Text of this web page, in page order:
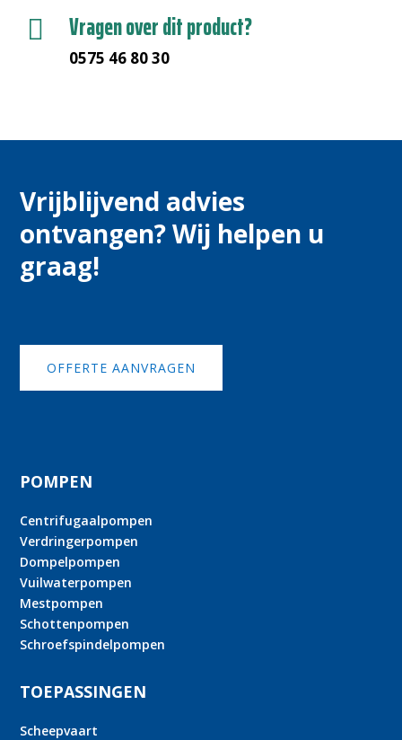
 Vragen over dit product?
0575 46 80 30
Vrijblijvend advies
ontvangen? Wij helpen u
graag!
OFFERTE AANVRAGEN
POMPEN
Centrifugaalpompen
Verdringerpompen
Dompelpompen
Vuilwaterpompen
Mestpompen
Schottenpompen
Schroefspindelpompen
TOEPASSINGEN
Scheepvaart